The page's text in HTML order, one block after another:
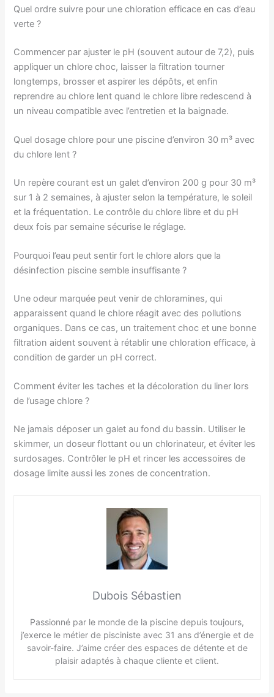
Quel ordre suivre pour une chloration efficace en cas d’eau
verte ?
Commencer par ajuster le pH (souvent autour de 7,2), puis
appliquer un chlore choc, laisser la filtration tourner
longtemps, brosser et aspirer les dépôts, et enfin
reprendre au chlore lent quand le chlore libre redescend à
un niveau compatible avec l’entretien et la baignade.
Quel dosage chlore pour une piscine d’environ 30 m³ avec
du chlore lent ?
Un repère courant est un galet d’environ 200 g pour 30 m³
sur 1 à 2 semaines, à ajuster selon la température, le soleil
et la fréquentation. Le contrôle du chlore libre et du pH
deux fois par semaine sécurise le réglage.
Pourquoi l’eau peut sentir fort le chlore alors que la
désinfection piscine semble insuffisante ?
Une odeur marquée peut venir de chloramines, qui
apparaissent quand le chlore réagit avec des pollutions
organiques. Dans ce cas, un traitement choc et une bonne
filtration aident souvent à rétablir une chloration efficace, à
condition de garder un pH correct.
Comment éviter les taches et la décoloration du liner lors
de l’usage chlore ?
Ne jamais déposer un galet au fond du bassin. Utiliser le
skimmer, un doseur flottant ou un chlorinateur, et éviter les
surdosages. Contrôler le pH et rincer les accessoires de
dosage limite aussi les zones de concentration.
Dubois Sébastien
Passionné par le monde de la piscine depuis toujours,
j’exerce le métier de pisciniste avec 31 ans d’énergie et de
savoir-faire. J’aime créer des espaces de détente et de
plaisir adaptés à chaque cliente et client.